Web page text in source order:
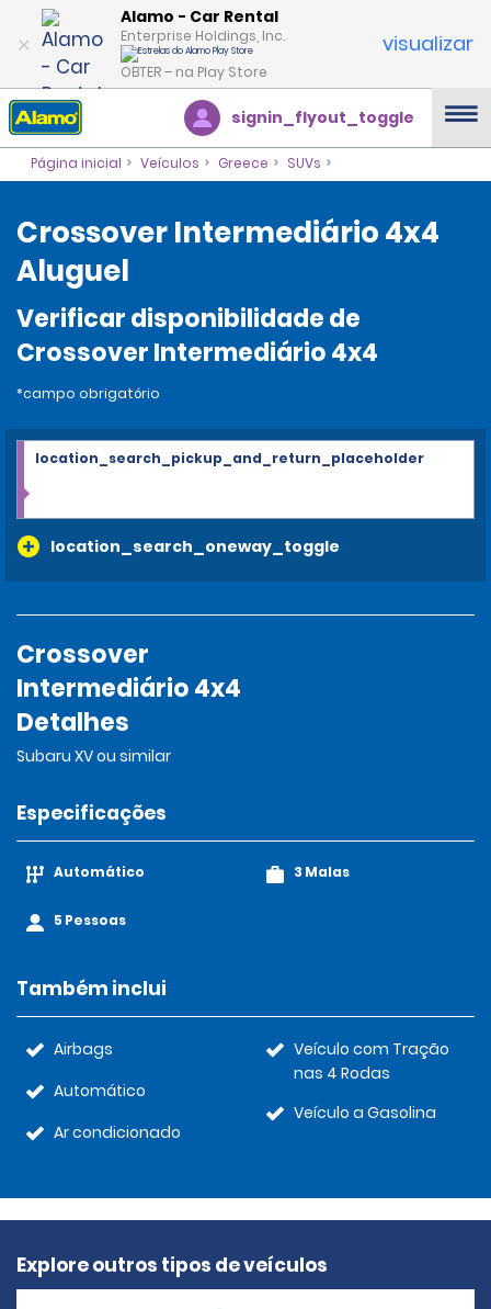
Alamo - Car Rental
Enterprise Holdings, Inc.
OBTER – na Play Store
visualizar
signin_flyout_toggle
Página inicial Veículos Greece SUVs
Crossover Intermediário 4x4
Aluguel
Verificar disponibilidade de
Crossover Intermediário 4x4
*campo obrigatório
location_search_oneway_toggle
location_search_pickup_and_return_placeholder
Crossover
Intermediário 4x4
Detalhes
Subaru XV ou similar
Especificações
Automático
5 Pessoas
3 Malas
Também inclui
Airbags
Automático
Ar condicionado
Veículo com Tração
nas 4 Rodas
Veículo a Gasolina
Explore outros tipos de veículos